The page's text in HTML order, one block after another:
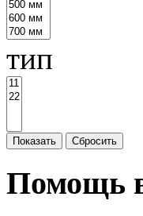
тип
Показать Сбросить
Помощь